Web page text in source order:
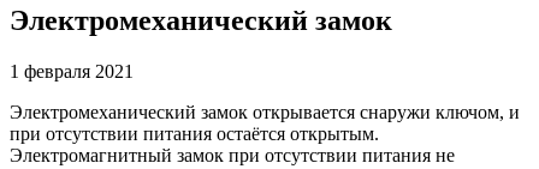
Электромеханический замок
1 февраля 2021
Электромеханический замок открывается снаружи ключом, и
при отсутствии питания остаётся открытым.
Электромагнитный замок при отсутствии питания не